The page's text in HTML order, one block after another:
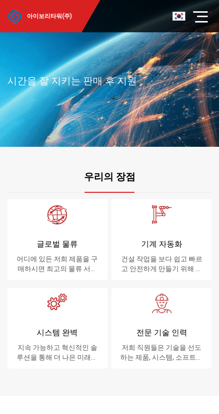
아이보리타워(주)
시간을 잘 지키는 판매 후 지원
우리의 장점
글로벌 물류
어디에 있든 저희 제품을 구
매하시면 최고의 물류 서비
기계 자동화
건설 작업을 보다 쉽고 빠르
고 안전하게 만들기 위해 노
시스템 완벽
지속 가능하고 혁신적인 솔
루션을 통해 더 나은 미래를
전문 기술 인력
저희 직원들은 기술을 선도
하는 제품, 시스템, 소프트웨